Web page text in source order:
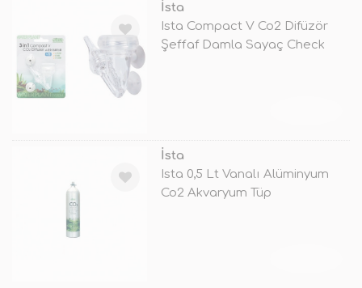
İsta
Ista Compact V Co2 Difüzör
Şeffaf Damla Sayaç Check
İsta
Ista 0,5 Lt Vanalı Alüminyum
Co2 Akvaryum Tüp